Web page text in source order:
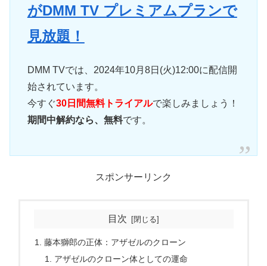
がDMM TV プレミアムプランで
見放題！
DMM TVでは、2024年10月8日(火)12:00に配信開
始されています。
今すぐ30日間無料トライアルで楽しみましょう！
期間中解約なら、無料です。
スポンサーリンク
目次
藤本獅郎の正体：アザゼルのクローン
アザゼルのクローン体としての運命